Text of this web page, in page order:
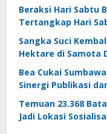
Beraksi Hari Sabtu
Tertangkap Hari
Sangka Suci
Hektare di Samota
Bea Cukai
Sinergi Publikasi
Temuan 23.368
Jadi Lokasi